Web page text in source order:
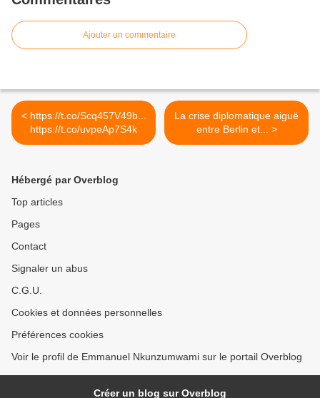
Ajouter un commentaire
< https://t.co/Scq457V49b...
https://t.co/uvpeAp7S4k
La crise diplomatique aiguë
entre Berlin et... >
Hébergé par Overblog
Top articles
Pages
Contact
Signaler un abus
C.G.U.
Cookies et données personnelles
Préférences cookies
Voir le profil de Emmanuel Nkunzumwami sur le portail Overblog
Créer un blog sur Overblog